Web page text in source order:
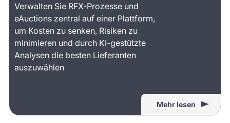
Verwalten Sie RFX-Prozesse und
eAuctions zentral auf einer Plattform,
um Kosten zu senken, Risiken zu
minimieren und durch KI-gestützte
Analysen die besten Lieferanten
auszuwählen
Mehr lesen